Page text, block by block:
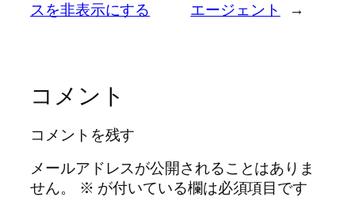
スを非表示にする
エージェント
→
コメント
コメントを残す
メールアドレスが公開されることはありま
せん。
※ が付いている欄は必須項目です